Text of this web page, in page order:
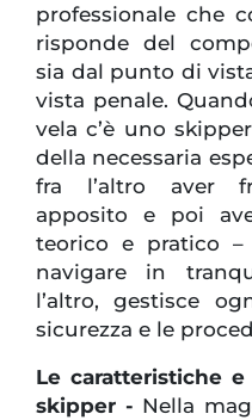
professionale che
risponde del
sia dal punto di
vista penale.
vela c’è uno
della necessaria
fra l’altro aver
apposito e poi
teorico e pratico
navigare in
l’altro, gestisce
sicurezza e le
Le caratteristiche
skipper - Nella